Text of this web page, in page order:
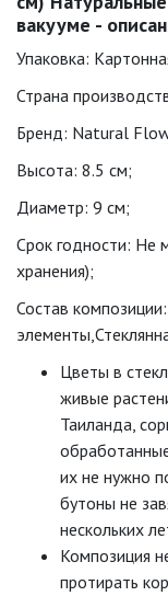
вакууме -
Упаковка:
Страна
Бренд: Natural
Высота: 8.5 см;
Диаметр: 9 см;
Срок годности: Не
хранения);
Состав
Цветы в
живые
Таиланда,
их не нужно
бутоны не
нескольких
Композиция
протирать